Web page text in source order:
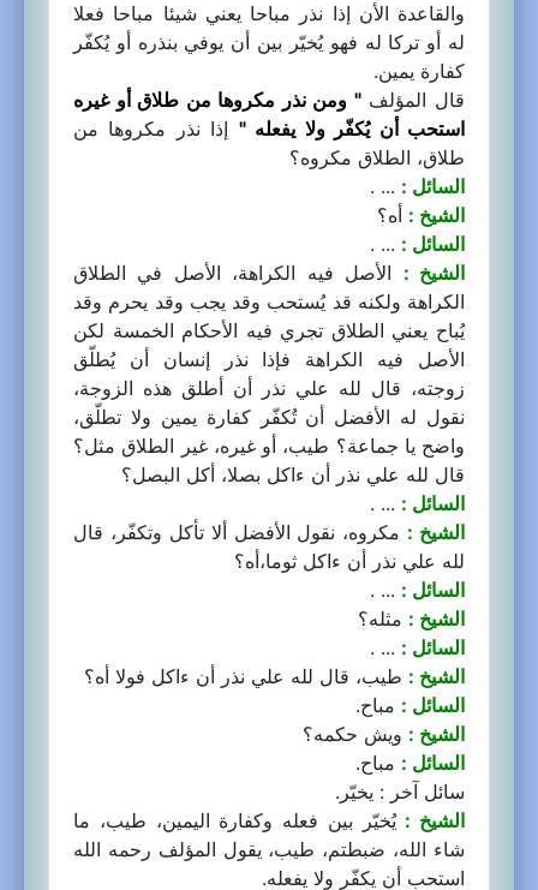
والقاعدة الأن إذا نذر مباحا يعني شيئا مباحا فعلا
له أو تركا له فهو يُخيّر بين أن يوفي بنذره أو يُكفّر
كفارة يمين.
قال المؤلف" ومن نذر مكروها من طلاق أو غيره
استحب أن يُكفّر ولا يفعله " إذا نذر مكروها من
طلاق، الطلاق مكروه؟
السائل : ... .
الشيخ : أه؟
السائل : ... .
الشيخ : الأصل فيه الكراهة، الأصل في الطلاق
الكراهة ولكنه قد يُستحب وقد يجب وقد يحرم وقد
يُباح يعني الطلاق تجري فيه الأحكام الخمسة لكن
الأصل فيه الكراهة فإذا نذر إنسان أن يُطلّق
زوجته، قال لله علي نذر أن أطلق هذه الزوجة،
نقول له الأفضل أن تُكفّر كفارة يمين ولا تطلّق،
واضح يا جماعة؟ طيب، أو غيره، غير الطلاق مثل؟
قال لله علي نذر أن ءاكل بصلا، أكل البصل؟
السائل : ... .
الشيخ : مكروه، نقول الأفضل ألا تأكل وتكفّر، قال
لله علي نذر أن ءاكل ثوما،أه؟
السائل : ... .
الشيخ : مثله؟
السائل : ... .
الشيخ : طيب، قال لله علي نذر أن ءاكل فولا أه؟
السائل : مباح.
الشيخ : ويش حكمه؟
السائل : مباح.
سائل آخر : يخيّر.
الشيخ : يُخيّر بين فعله وكفارة اليمين، طيب، ما
شاء الله، ضبطتم، طيب، يقول المؤلف رحمه الله
استحب أن يكفّر ولا يفعله.